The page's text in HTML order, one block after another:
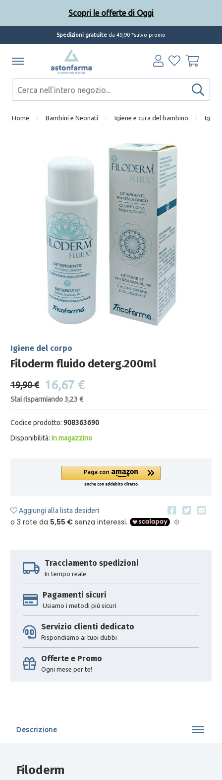
Spedizioni gratuite da 49,90 *salvo promo
Home Bambini e Neonati Igiene e cura del bambino
Igiene del corpo
Filoderm fluido deterg.200ml
19,90 € 16,67 €
Stai risparmiando 3,23 €
Codice prodotto: 908363690
Disponibilità: In magazzino
Aggiungi alla lista desideri
Tracciamento spedizioni
In tempo reale
Pagamenti sicuri
Usiamo i metodi più sicuri
Servizio clienti dedicato
Rispondiamo ai tuoi dubbi
Offerte e Promo
Ogni mese per te!
Descrizione
Filoderm
Scopri le offerte di Oggi